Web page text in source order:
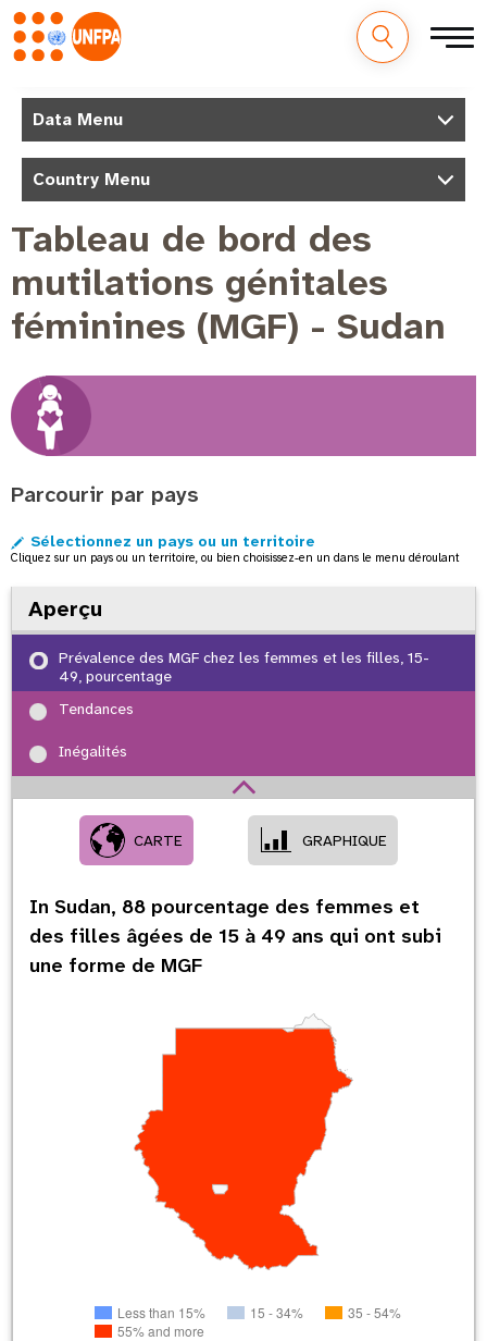
contenu
a
o
Data Menu
Country Menu
Tableau de bord des
mutilations génitales
féminines (MGF) - Sudan
Parcourir par pays
Sélectionnez un pays ou un territoire
Cliquez sur un pays ou un territoire, ou bien choisissez-en un dans le menu déroulant
Aperçu
Prévalence des MGF chez les femmes et les filles, 15-
49, pourcentage
Tendances
Inégalités
CARTE GRAPHIQUE
In Sudan, 88 pourcentage des femmes et
des filles âgées de 15 à 49 ans qui ont subi
une forme de MGF
Less than 15% 15 - 34%
35 - 54%
55% and more